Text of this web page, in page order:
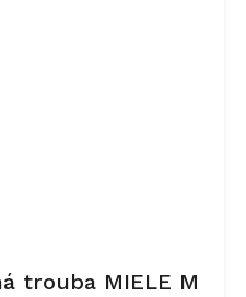
trouba MIELE M